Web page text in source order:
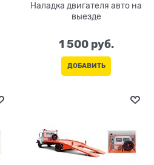
Наладка двигателя авто на
выезде
1 500 руб.
ДОБАВИТЬ